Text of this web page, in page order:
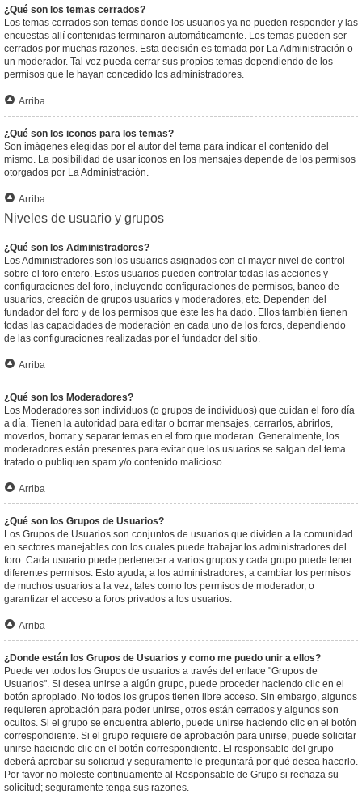
¿Qué son los temas cerrados?
Los temas cerrados son temas donde los usuarios ya no pueden responder y las
encuestas allí contenidas terminaron automáticamente. Los temas pueden ser
cerrados por muchas razones. Esta decisión es tomada por La Administración o
un moderador. Tal vez pueda cerrar sus propios temas dependiendo de los
permisos que le hayan concedido los administradores.
Arriba
¿Qué son los iconos para los temas?
Son imágenes elegidas por el autor del tema para indicar el contenido del
mismo. La posibilidad de usar iconos en los mensajes depende de los permisos
otorgados por La Administración.
Arriba
Niveles de usuario y grupos
¿Qué son los Administradores?
Los Administradores son los usuarios asignados con el mayor nivel de control
sobre el foro entero. Estos usuarios pueden controlar todas las acciones y
configuraciones del foro, incluyendo configuraciones de permisos, baneo de
usuarios, creación de grupos usuarios y moderadores, etc. Dependen del
fundador del foro y de los permisos que éste les ha dado. Ellos también tienen
todas las capacidades de moderación en cada uno de los foros, dependiendo
de las configuraciones realizadas por el fundador del sitio.
Arriba
¿Qué son los Moderadores?
Los Moderadores son individuos (o grupos de individuos) que cuidan el foro día
a día. Tienen la autoridad para editar o borrar mensajes, cerrarlos, abrirlos,
moverlos, borrar y separar temas en el foro que moderan. Generalmente, los
moderadores están presentes para evitar que los usuarios se salgan del tema
tratado o publiquen spam y/o contenido malicioso.
Arriba
¿Qué son los Grupos de Usuarios?
Los Grupos de Usuarios son conjuntos de usuarios que dividen a la comunidad
en sectores manejables con los cuales puede trabajar los administradores del
foro. Cada usuario puede pertenecer a varios grupos y cada grupo puede tener
diferentes permisos. Esto ayuda, a los administradores, a cambiar los permisos
de muchos usuarios a la vez, tales como los permisos de moderador, o
garantizar el acceso a foros privados a los usuarios.
Arriba
¿Donde están los Grupos de Usuarios y como me puedo unir a ellos?
Puede ver todos los Grupos de usuarios a través del enlace "Grupos de
Usuarios". Si desea unirse a algún grupo, puede proceder haciendo clic en el
botón apropiado. No todos los grupos tienen libre acceso. Sin embargo, algunos
requieren aprobación para poder unirse, otros están cerrados y algunos son
ocultos. Si el grupo se encuentra abierto, puede unirse haciendo clic en el botón
correspondiente. Si el grupo requiere de aprobación para unirse, puede solicitar
unirse haciendo clic en el botón correspondiente. El responsable del grupo
deberá aprobar su solicitud y seguramente le preguntará por qué desea hacerlo.
Por favor no moleste continuamente al Responsable de Grupo si rechaza su
solicitud; seguramente tenga sus razones.